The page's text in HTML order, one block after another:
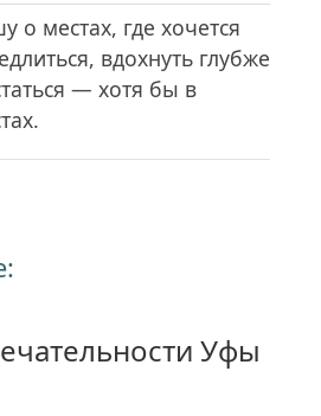
о местах, где хочется
вдохнуть глубже
— хотя бы в
Уфы